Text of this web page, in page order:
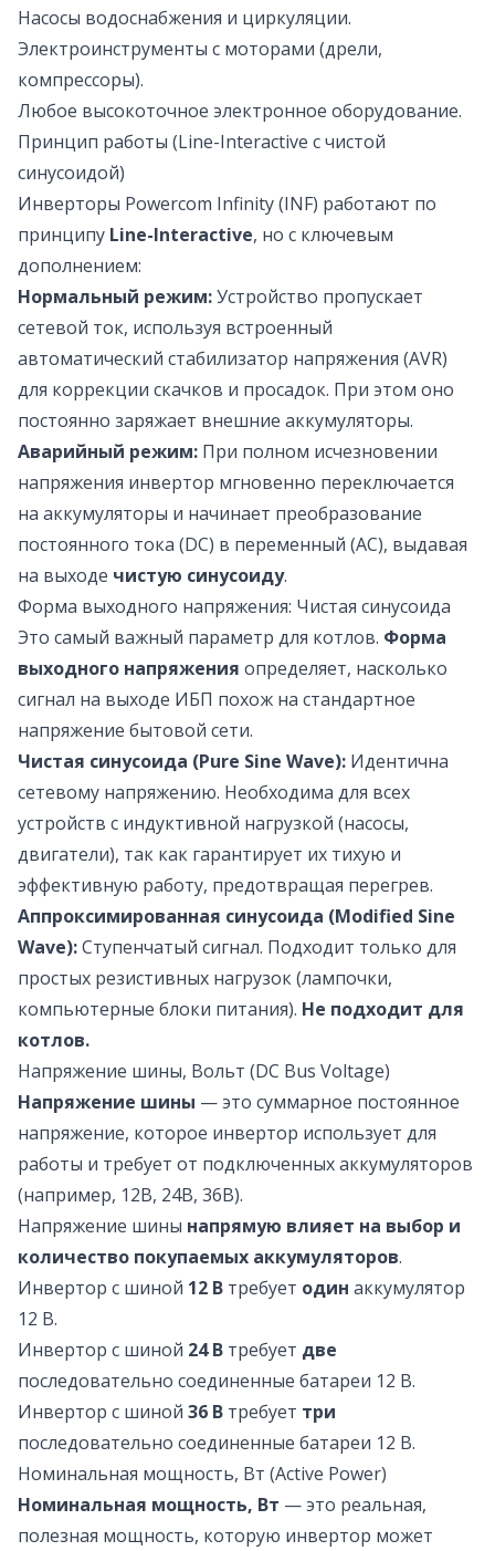
Насосы водоснабжения и циркуляции.
Электроинструменты с моторами (дрели,
компрессоры).
Любое высокоточное электронное оборудование.
Принцип работы (Line-Interactive с чистой
синусоидой)
Инверторы Powercom Infinity (INF) работают по
принципу Line-Interactive, но с ключевым
дополнением:
Нормальный режим:Устройство пропускает
сетевой ток, используя встроенный
автоматический стабилизатор напряжения (AVR)
для коррекции скачков и просадок. При этом оно
постоянно заряжает внешние аккумуляторы.
Аварийный режим: При полном исчезновении
напряжения инвертор мгновенно переключается
на аккумуляторы и начинает преобразование
постоянного тока (DC) в переменный (AC), выдавая
на выходе чистую синусоиду.
Форма выходного напряжения: Чистая синусоида
Это самый важный параметр для котлов. Форма
выходного напряжения определяет, насколько
сигнал на выходе ИБП похож на стандартное
напряжение бытовой сети.
Чистая синусоида (Pure Sine Wave): Идентична
сетевому напряжению. Необходима для всех
устройств с индуктивной нагрузкой (насосы,
двигатели), так как гарантирует их тихую и
эффективную работу, предотвращая перегрев.
Аппроксимированная синусоида (Modified Sine
Wave):Ступенчатый сигнал. Подходит только для
простых резистивных нагрузок (лампочки,
компьютерные блоки питания). Не подходит для
котлов.
Напряжение шины, Вольт (DC Bus Voltage)
Напряжение шины — это суммарное постоянное
напряжение, которое инвертор использует для
работы и требует от подключенных аккумуляторов
(например, 12В, 24В, 36В).
Напряжение шины напрямую влияет на выбор и
количество покупаемых аккумуляторов.
Инвертор с шиной 12 В требует один аккумулятор
12 В.
Инвертор с шиной 24 В требует две
последовательно соединенные батареи 12 В.
Инвертор с шиной 36 В требует три
последовательно соединенные батареи 12 В.
Номинальная мощность, Вт (Active Power)
Номинальная мощность, Вт — это реальная,
полезная мощность, которую инвертор может